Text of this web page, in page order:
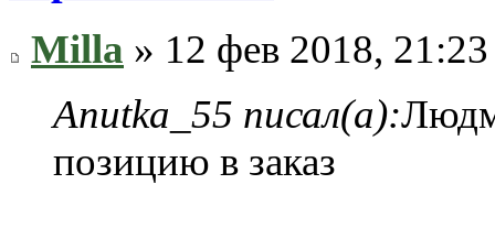
Milla » 12 фев 2018, 21:23
Anutka_55 писал(а):
позицию в заказ